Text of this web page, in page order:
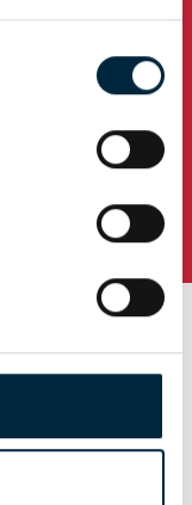
Any questions?